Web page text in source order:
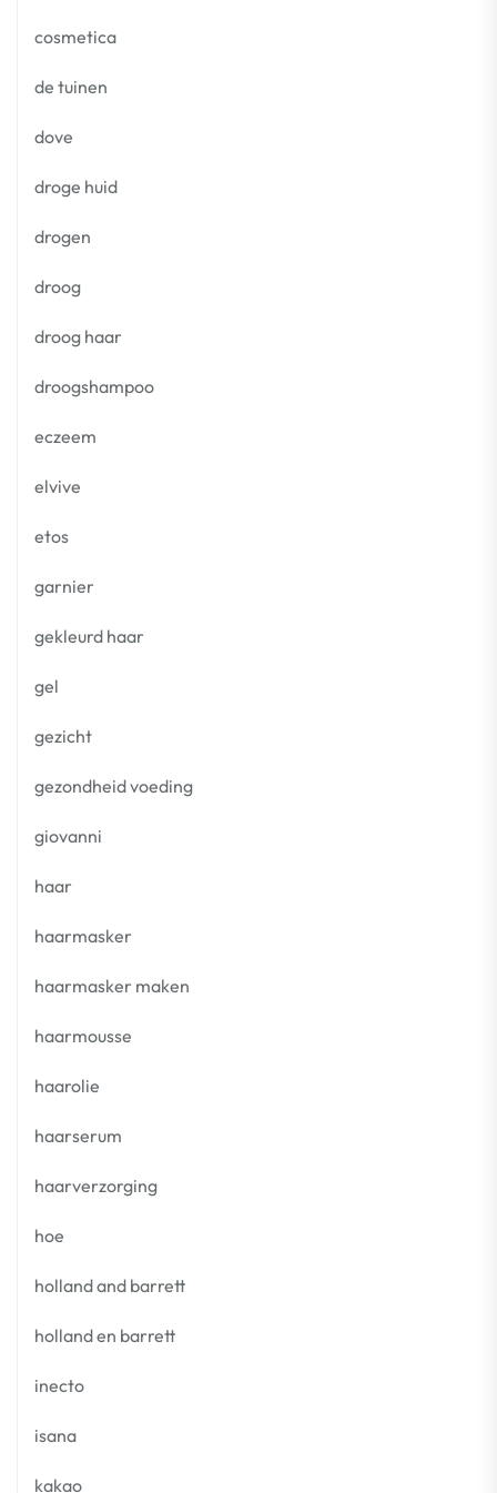
cosmetica
de tuinen
dove
droge huid
drogen
droog
droog haar
droogshampoo
eczeem
elvive
etos
garnier
gekleurd haar
gel
gezicht
gezondheid voeding
giovanni
haar
haarmasker
haarmasker maken
haarmousse
haarolie
haarserum
haarverzorging
hoe
holland and barrett
holland en barrett
inecto
isana
kakao